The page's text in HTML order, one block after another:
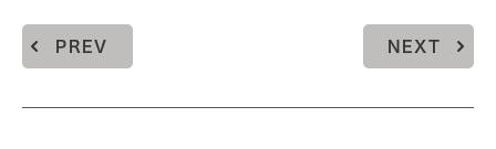
PREV NEXT